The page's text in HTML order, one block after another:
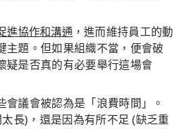
進協作和溝通 ，進而維持員工的動
主題。但如果組織不當，便會破
疑是否真的有必要舉行這場會
議會被認為是「浪費時間」。
長)，還是因為有所不足 (缺乏重